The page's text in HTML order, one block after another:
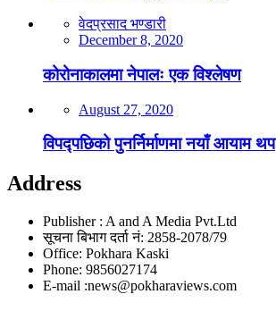
वेदप्रसाद भण्डारी
December 8, 2020
कोरोनाकालमा नेपालः एक विश्लेषण
August 27, 2020
विपद्पछिको पुनर्निर्माणमा नयाँ आयाम थप
Address
Publisher : A and A Media Pvt.Ltd
सूचना बिभाग दर्ता नं: 2858-2078/79
Office: Pokhara Kaski
Phone: 9856027174
E-mail :news@pokharaviews.com